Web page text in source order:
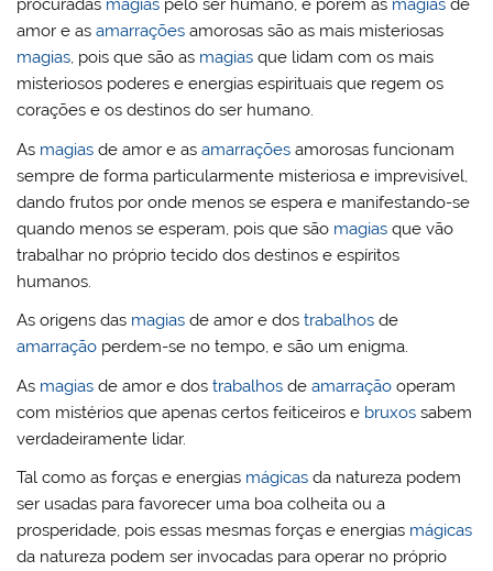
procuradas magias pelo ser humano, e porem as magias de
amor e asamarrações amorosas são as mais misteriosas
magias, pois que são as magias que lidam com os mais
misteriosos poderes e energias espirituais que regem os
corações e os destinos do ser humano.
As magias de amor e asamarrações amorosas funcionam
sempre de forma particularmente misteriosa e imprevisível,
dando frutos por onde menos se espera e manifestando-se
quando menos se esperam, pois que são magias que vão
trabalhar no próprio tecido dos destinos e espíritos
humanos.
As origens das magias de amor e dostrabalhos de
amarração perdem-se no tempo, e são um enigma.
As magias de amor e dostrabalhos deamarração operam
com mistérios que apenas certos feiticeiros e bruxos sabem
verdadeiramente lidar.
Tal como as forças e energias mágicas da natureza podem
ser usadas para favorecer uma boa colheita ou a
prosperidade, pois essas mesmas forças e energias mágicas
da natureza podem ser invocadas para operar no próprio